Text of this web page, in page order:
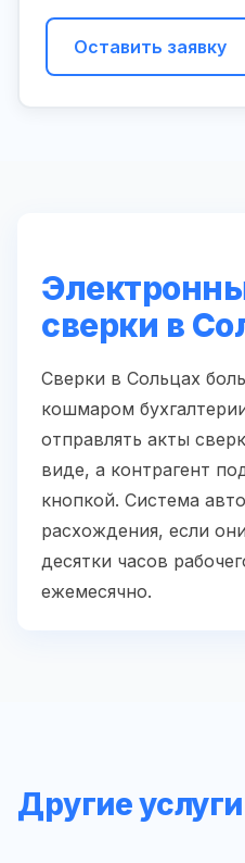
Оставить заявку
сверки в
Сверки в Сольцах
кошмаром
отправлять акты
виде, а контрагент
кнопкой. Система
расхождения, если
десятки часов
ежемесячно.
Другие